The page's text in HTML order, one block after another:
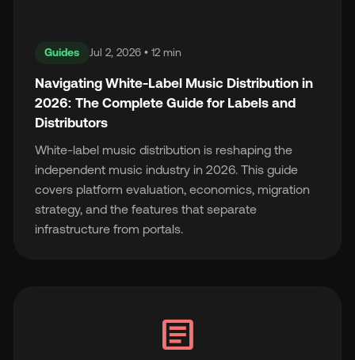
Guides Jul 2, 2026 • 12 min
Navigating White-Label Music Distribution in
2026: The Complete Guide for Labels and
Distributors
White-label music distribution is reshaping the
independent music industry in 2026. This guide
covers platform evaluation, economics, migration
strategy, and the features that separate
infrastructure from portals.
article